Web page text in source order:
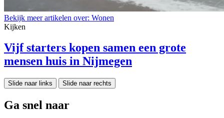
Bekijk meer artikelen over: Wonen
Kijken
Vijf starters kopen samen een grote
mensen huis in Nijmegen
Slide naar links Slide naar rechts
Ga snel naar